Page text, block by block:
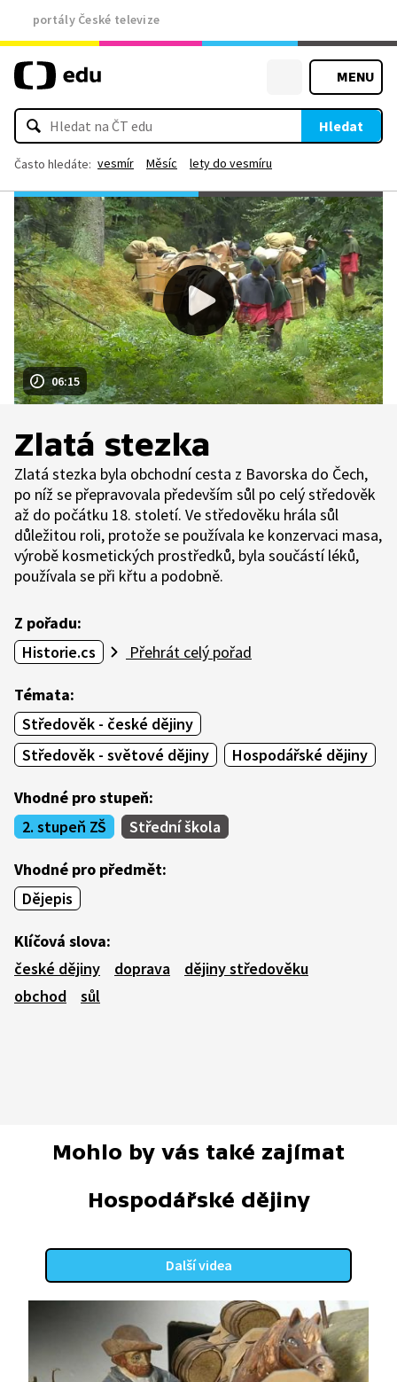
portály České televize
MENU
Hledat
Často hledáte: vesmír Měsíc lety do vesmíru
06:15
Zlatá stezka
Zlatá stezka byla obchodní cesta z Bavorska do Čech,
po níž se přepravovala především sůl po celý středověk
až do počátku 18. století. Ve středověku hrála sůl
důležitou roli, protože se používala ke konzervaci masa,
výrobě kosmetických prostředků, byla součástí léků,
používala se při křtu a podobně.
Z pořadu:
Historie.cs
Přehrát celý pořad
Témata:
Středověk - české dějiny
Středověk - světové dějiny
Hospodářské dějiny
Vhodné pro stupeň:
2. stupeň ZŠ
Střední škola
Vhodné pro předmět:
Dějepis
Klíčová slova:
české dějiny
doprava
dějiny středověku
obchod
sůl
Mohlo by vás také zajímat
Hospodářské dějiny
Další videa